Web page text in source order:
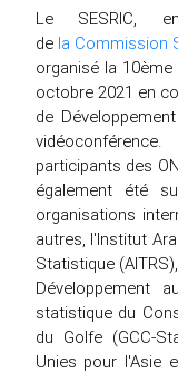
Le SESRIC,
de la Commission
organisé la
octobre 2021 en
de
participants des
également été
organisations
autres, l'Institut
Statistique
Développement
statistique du
du Golfe (GCC-
Unies pour l'Asie